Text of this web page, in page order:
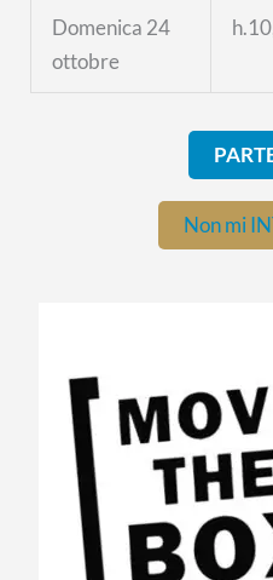
Domenica 24
ottobre
Non mi